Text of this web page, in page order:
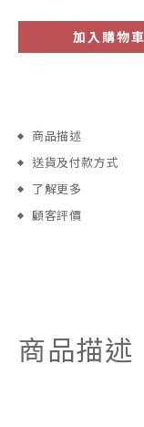
加入購物車
商品描述
送貨及付款方式
了解更多
顧客評價
商品描述